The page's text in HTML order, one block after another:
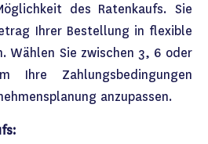
des Ratenkaufs. Sie
Ihrer Bestellung in flexible
Wählen Sie zwischen 3, 6 oder
Ihre Zahlungsbedingungen
anzupassen.